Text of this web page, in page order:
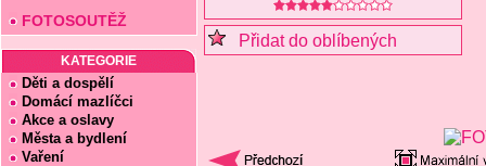
FOTOSOUTĚŽ
KATEGORIE
Děti a dospělí
Domácí mazlíčci
Akce a oslavy
Města a bydlení
Vaření
Přidat do oblíbených